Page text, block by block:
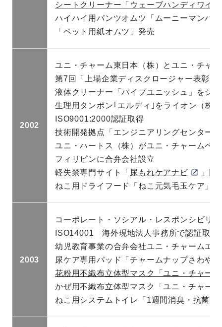
シートクリーナー「ウェーブハンディワイ
ハイハイ用パンツオムツ「ムーニーマンハ
「ペット用紙オムツ」発売
2002
ユニ・チャーム東日本（株）とユニ・チャ
第7回「上場企業ディスクロージャー表彰」
液体クリーナー「パイプユニッシュ」をジ
生理用タンポン｢エルディ｣をライオン（株
ISO9001:2000認証取得
技術開発拠点「エンジニアリングセンター
ユニ・ハートス（株）がユニ・チャームペ
フィリピンに合弁会社設立
軽失禁専門サイト「 尿もれケアナビ
」開
ねこ用ドライフード「ねこ元気毛玉ケア」
2003
コーポレート・ソシアル・レスポンシビリ
ISO14001 海外現地法人事務所で認証取得
幼児教育事業の合弁会社ユニ・チャームエ
尿ケア専用パッド「チャームナップさわや
花粉用不織布立体型マスク「ユニ・チャー
かぜ用不織布立体型マスク「ユニ・チャー
ねこ用システムトイレ「1週間消臭・抗菌デ